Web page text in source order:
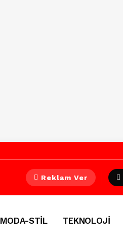
Reklam Ver
MODA-STİL TEKNOLOJİ